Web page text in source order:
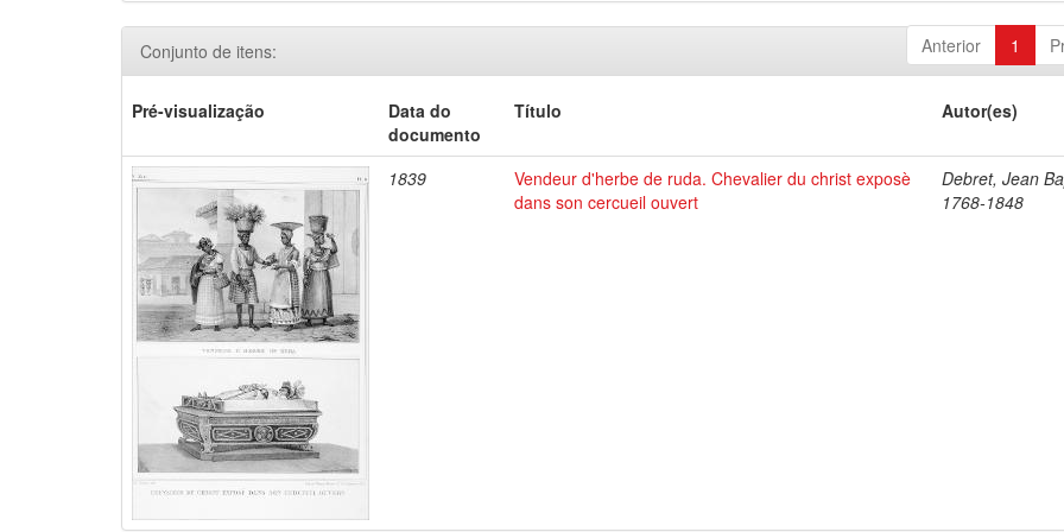
Anterior 1
Conjunto de itens:
Pré-visualização
Data do
documento
Título Autor(es)
1839
Vendeur d'herbe de ruda. Chevalier du christ exposè
dans son cercueil ouvert
Debret, Jean
1768-1848